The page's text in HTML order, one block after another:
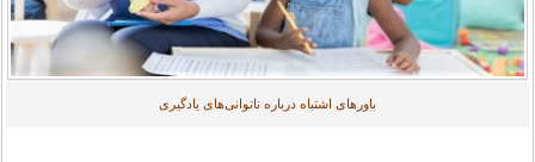
باورهای اشتباه درباره ناتوانی‌های یادگیری